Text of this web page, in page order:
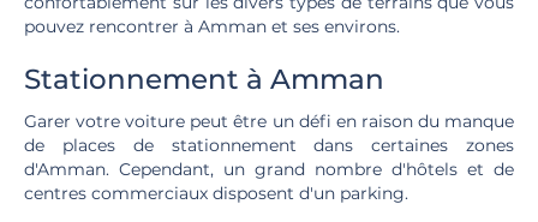
pouvez rencontrer à Amman et ses environs.
Stationnement à Amman
Garer votre voiture peut être un défi en raison du manque
de places de stationnement dans certaines zones
d'Amman. Cependant, un grand nombre d'hôtels et de
centres commerciaux disposent d'un parking.